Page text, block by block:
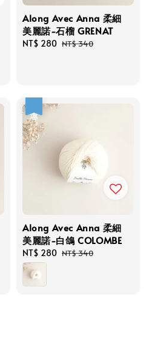
Along Avec Anna 柔細
美麗諾-石榴 GRENAT
Sale
NT$ 280 Regular
NT$ 340
Along Avec Anna 柔細
美麗諾-白鴿 COLOMBE
Sale
price
NT$ 280 Regular
NT$ 340